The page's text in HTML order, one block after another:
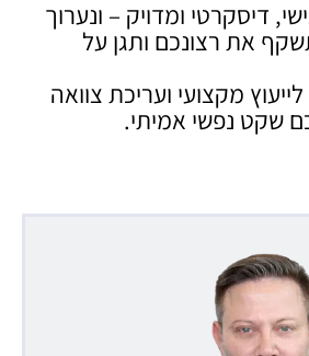
דיסקרטי ומדויק – ונערוך
את רצונכם ותגן על
לייעוץ מקצועי ועריכת צוואה
שקט נפשי אמיתי.